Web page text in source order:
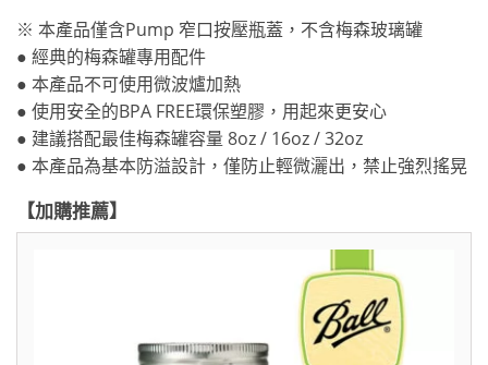
※ 本產品僅含Pump 窄口按壓瓶蓋，不含梅森玻璃罐
● 經典的梅森罐專用配件
● 本產品不可使用微波爐加熱
● 使用安全的BPA FREE環保塑膠，用起來更安心
● 建議搭配最佳梅森罐容量 8oz / 16oz / 32oz
● 本產品為基本防溢設計，僅防止輕微灑出，禁止強烈搖晃
【加購推薦】